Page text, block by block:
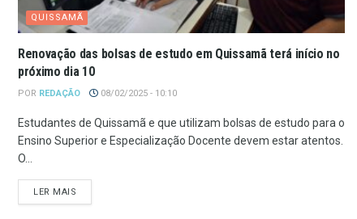
QUISSAMÃ
Renovação das bolsas de estudo em Quissamã terá início no
próximo dia 10
POR REDAÇÃO 08/02/2025 - 10:10
Estudantes de Quissamã e que utilizam bolsas de estudo para o
Ensino Superior e Especialização Docente devem estar atentos.
O...
LER MAIS